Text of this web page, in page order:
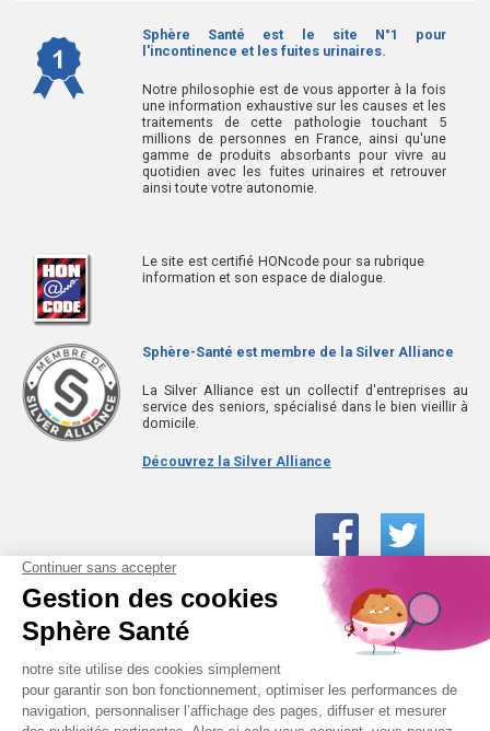
Sphère Santé est le site N°1 pour
l'incontinence et les fuites urinaires.
Notre philosophie est de vous apporter à la fois
une information exhaustive sur les causes et les
traitements de cette pathologie touchant 5
millions de personnes en France, ainsi qu'une
gamme de produits absorbants pour vivre au
quotidien avec les fuites urinaires et retrouver
ainsi toute votre autonomie.
Le site est certifié HONcode pour sa rubrique
information et son espace de dialogue.
Sphère-Santé est membre de la Silver Alliance
La Silver Alliance est un collectif d'entreprises au
service des seniors, spécialisé dans le bien vieillir à
domicile.
Découvrez la Silver Alliance
01 61 30 15 94
(prix d’un appel local)
CONTACTEZ-NOUS
SPHÈRE-SANTÉ © 2026